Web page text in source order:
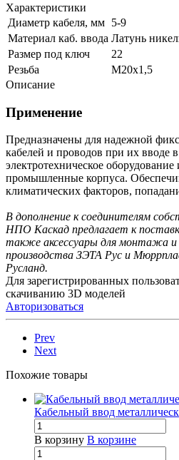
Характеристики
Диаметр кабеля, мм 5-9
Материал каб. ввода Латунь
Размер под ключ
22
Резьба
М20х1,5
Описание
Применение
Предназначены для надежной
кабелей и проводов при их вводе
электротехническое
промышленные корпуса.
климатических факторов,
В дополнение к соединителям
НПО Каскад предлагает к
также аксессуары для монтажа и
производства ЗЭТА Рус и
Русланд.
Для зарегистрированных
скачиванию 3D моделей
Авторизоваться
Prev
Next
Похожие товары
Кабельный ввод
В корзину В корзине